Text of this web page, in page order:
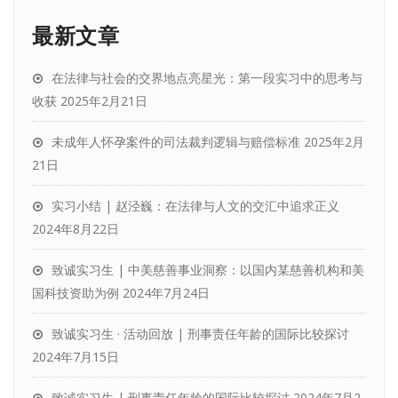
最新文章
在法律与社会的交界地点亮星光：第一段实习中的思考与
收获 2025年2月21日
未成年人怀孕案件的司法裁判逻辑与赔偿标准 2025年2月
21日
实习小结 | 赵泾巍：在法律与人文的交汇中追求正义
2024年8月22日
致诚实习生 | 中美慈善事业洞察：以国内某慈善机构和美
国科技资助为例 2024年7月24日
致诚实习生 · 活动回放 | 刑事责任年龄的国际比较探讨
2024年7月15日